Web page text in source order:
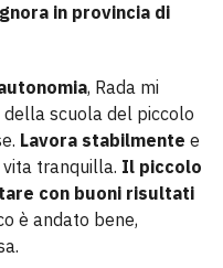
in provincia di
, Rada mi
scuola del piccolo
Lavora stabilmente e
tranquilla. Il piccolo
con buoni risultati
è andato bene,